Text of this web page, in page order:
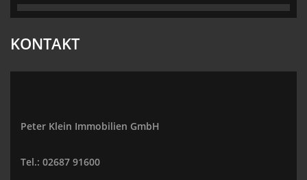
KONTAKT
Peter Klein Immobilien GmbH
Tel.: 02687 91600